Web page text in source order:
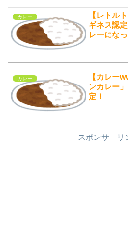
カレー
【レトル
ギネス認
レーになっ
カレー
【カレー
ンカレー
定！
スポンサーリ